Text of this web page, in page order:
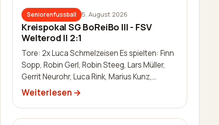
Seniorenfussball 5. August 2026
Kreispokal SG BoReiBo III - FSV
Welterod II 2:1
Tore: 2x Luca Schmelzeisen Es spielten: Finn
Sopp, Robin Gerl, Robin Steeg, Lars Müller,
Gerrit Neurohr, Luca Rink, Marius Kunz,
Manuel Häuser, Lukas Schleis,…
Weiterlesen